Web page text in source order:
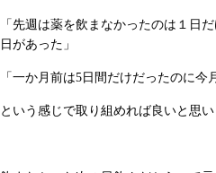
「先週は薬を飲まなかったのは１日
日があった」
「一か月前は5日間だけだったのに今
という感じで取り組めれば良いと思い